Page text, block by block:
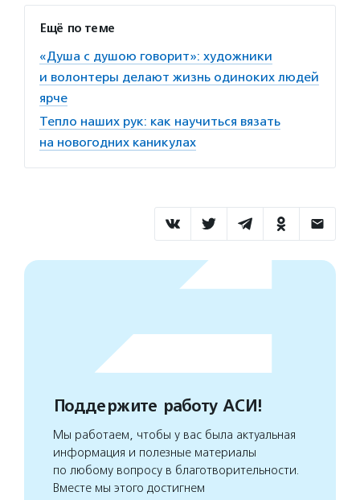
Ещё по теме
«Душа с душою говорит»: художники
и волонтеры делают жизнь одиноких людей
ярче
Тепло наших рук: как научиться вязать
на новогодних каникулах
Поддержите работу АСИ!
Мы работаем, чтобы у вас была актуальная
информация и полезные материалы
по любому вопросу в благотворительности.
Вместе мы этого достигнем